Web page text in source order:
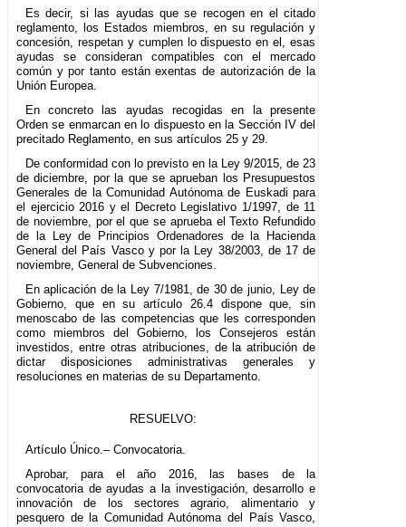
Es decir, si las ayudas que se recogen en el citado
reglamento, los Estados miembros, en su regulación y
concesión, respetan y cumplen lo dispuesto en el, esas
ayudas se consideran compatibles con el mercado
común y por tanto están exentas de autorización de la
Unión Europea.
En concreto las ayudas recogidas en la presente
Orden se enmarcan en lo dispuesto en la Sección IV del
precitado Reglamento, en sus artículos 25 y 29.
De conformidad con lo previsto en la Ley 9/2015, de 23
de diciembre, por la que se aprueban los Presupuestos
Generales de la Comunidad Autónoma de Euskadi para
el ejercicio 2016 y el Decreto Legislativo 1/1997, de 11
de noviembre, por el que se aprueba el Texto Refundido
de la Ley de Principios Ordenadores de la Hacienda
General del País Vasco y por la Ley 38/2003, de 17 de
noviembre, General de Subvenciones.
En aplicación de la Ley 7/1981, de 30 de junio, Ley de
Gobierno, que en su artículo 26.4 dispone que, sin
menoscabo de las competencias que les corresponden
como miembros del Gobierno, los Consejeros están
investidos, entre otras atribuciones, de la atribución de
dictar disposiciones administrativas generales y
resoluciones en materias de su Departamento.
RESUELVO:
Artículo Único.– Convocatoria.
Aprobar, para el año 2016, las bases de la
convocatoria de ayudas a la investigación, desarrollo e
innovación de los sectores agrario, alimentario y
pesquero de la Comunidad Autónoma del País Vasco,